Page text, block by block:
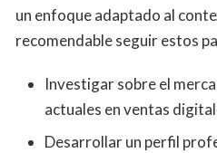
un enfoque adaptado al
recomendable seguir estos
Investigar sobre el
actuales en ventas
Desarrollar un perfil